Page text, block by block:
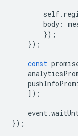
self.
body :
});
});
const
]);
event.
});